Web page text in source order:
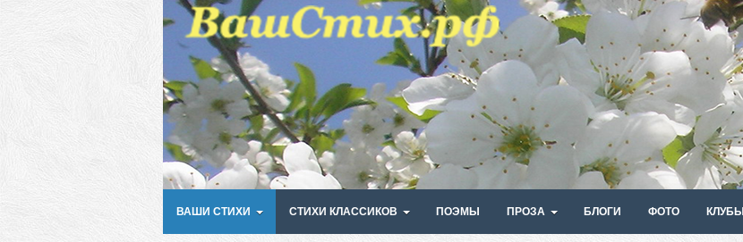
ВАШИ СТИХИ СТИХИ КЛАССИКОВ ПОЭМЫ ПРОЗА БЛОГИ ФОТО КЛУБЫ